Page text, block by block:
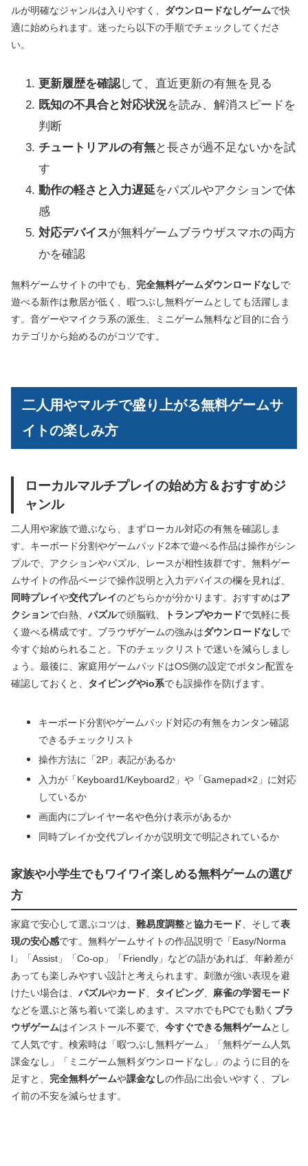
ルが明確なジャンルは入りやすく、 ダウンロードなしゲームで快
適に始められます。迷ったら以下の手順でチェックしてくださ
い。
更新履歴を確認して、直近更新の有無を見る
既知の不具合と対応状況を読み、解消スピードを
判断
チュートリアルの有無と長さが過不足ないかを試
す
動作の軽さと入力遅延をパズルやアクションで体
感
対応デバイスが無料ゲームブラウザスマホの両方
かを確認
無料ゲームサイトの中でも、 完全無料ゲームダウンロードなしで
遊べる新作は敷居が低く、暇つぶし無料ゲームとしても活躍しま
す。音ゲーやマイクラ系の派生、ミニゲーム無料など目的に合う
カテゴリから始めるのがコツです。
二人用やマルチで盛り上がる無料ゲームサ
イトの楽しみ方
ローカルマルチプレイの始め方＆おすすめジ
ャンル
二人用や家族で遊ぶなら、まずローカル対応の有無を確認しま
す。キーボード分割やゲームパッド2本で遊べる作品は操作がシン
プルで、アクションやパズル、レースが相性抜群です。無料ゲー
ムサイトの作品ページで操作説明と入力デバイスの欄を見れば、
同時プレイや交代プレイのどちらかが分かります。おすすめはア
クションで白熱、 パズルで頭脳戦、 トランプやカードで気軽に長
く遊べる構成です。ブラウザゲームの強みはダウンロードなしで
今すぐ始められること。下のチェックリストで迷いを減らしまし
ょう。最後に、家庭用ゲームパッドはOS側の設定でボタン配置を
確認しておくと、 タイピングやio系でも誤操作を防げます。
キーボード分割やゲームパッド対応の有無をカンタン確認
できるチェックリスト
操作方法に「2P」表記があるか
入力が「Keyboard1/Keyboard2」や「Gamepad×2」に対応
しているか
画面内にプレイヤー名や色分け表示があるか
同時プレイか交代プレイかが説明文で明記されているか
家族や小学生でもワイワイ楽しめる無料ゲームの選び
方
家庭で安心して選ぶコツは、 難易度調整と協力モード、そして表
現の安心感です。無料ゲームサイトの作品説明で「Easy/Norma
l」「Assist」「Co-op」「Friendly」などの語があれば、年齢差が
あっても楽しみやすい設計と考えられます。刺激が強い表現を避
けたい場合は、 パズルやカード、 タイピング、 麻雀の学習モード
などを選ぶと落ち着いて楽しめます。スマホでもPCでも動く ブラ
ウザゲームはインストール不要で、 今すぐできる無料ゲームとし
て人気です。検索時は「暇つぶし無料ゲーム」「無料ゲーム人気
課金なし」「ミニゲーム無料ダウンロードなし」のように目的を
足すと、 完全無料ゲームや課金なしの作品に出会いやすく、プレ
イ前の不安を減らせます。